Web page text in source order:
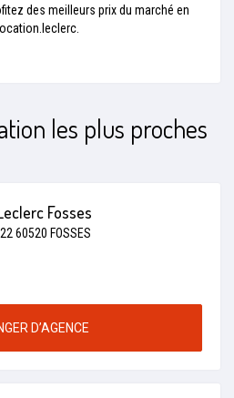
des meilleurs prix du marché en
les plus proches
Fosses
60520 FOSSES
D’AGENCE